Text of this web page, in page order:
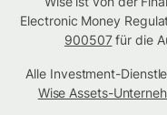
Electronic Money
900507für die
Alle Investment-
Wise Assets-